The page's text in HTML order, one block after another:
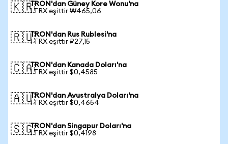
🇰🇷TRON'dan Güney Kore Wonu'na
1 TRX eşittir ₩465,06
🇷🇺TRON'dan Rus Rublesi'na
1 TRX eşittir ₽27,15
🇨🇦TRON'dan Kanada Doları'na
1 TRX eşittir $0,4585
🇦🇺TRON'dan Avustralya Doları'na
1 TRX eşittir $0,4654
🇸🇬TRON'dan Singapur Doları'na
1 TRX eşittir $0,4198